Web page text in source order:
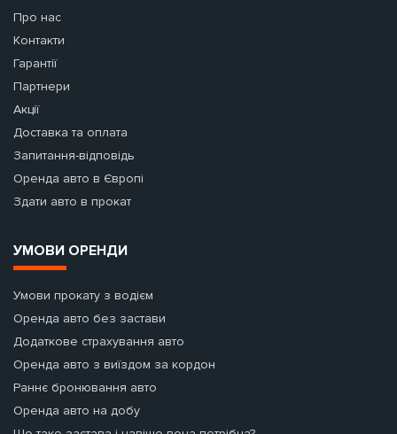
Про нас
Контакти
Гарантії
Партнери
Акції
Доставка та оплата
Запитання-відповідь
Оренда авто в Європі
Здати авто в прокат
УМОВИ ОРЕНДИ
Умови прокату з водієм
Оренда авто без застави
Додаткове страхування авто
Оренда авто з виїздом за кордон
Раннє бронювання авто
Оренда авто на добу